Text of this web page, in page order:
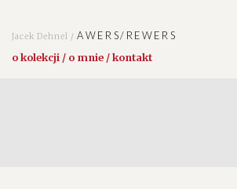
Jacek Dehnel /AWERS/REWERS
o kolekcji / o mnie / kontakt